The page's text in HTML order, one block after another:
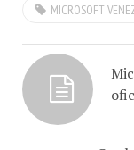
MICROSOFT